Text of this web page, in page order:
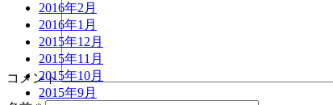
2016年2月
2016年1月
2015年12月
2015年11月
2015年10月
2015年9月
コメント